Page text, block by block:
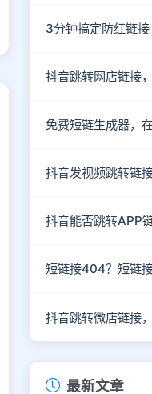
抖音跳转网店链接
免费短链生成器，
抖音发视频跳转链
抖音能否跳转APP
短链接404？短链
抖音跳转微店链接
最新文章